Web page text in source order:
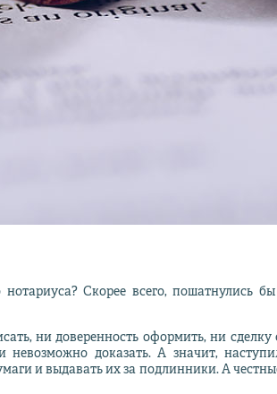
Скорее всего, пошатнулись бы
ни доверенность оформить, ни сделку
невозможно доказать. А значит,
и выдавать их за подлинники. А